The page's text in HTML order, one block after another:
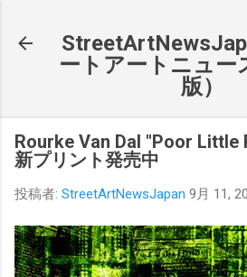
ートアートニュー
版）
Rourke Van Dal "Poor Little
新プリント発売中
投稿者: StreetArtNewsJapan 9月 11,